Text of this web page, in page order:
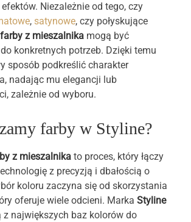
Niezależnie od tego, czy
, satynowe, czy połyskujące
farby z mieszalnika mogą być
konkretnych potrzeb. Dzięki temu
sposób podkreślić charakter
nadając mu elegancji lub
zależnie od wyboru.
farby w Styline?
z mieszalnika to proces, który łączy
z precyzją i dbałością o
koloru zaczyna się od skorzystania
oferuje wiele odcieni. Marka Styline
z największych baz kolorów do